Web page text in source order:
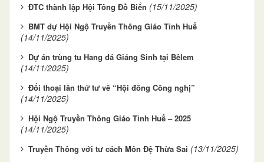
ĐTC thành lập Hội Tông Đồ Biển (15/11/2025)
BMT dự Hội Ngộ Truyền Thông Giáo Tỉnh Huế
(14/11/2025)
Dự án trùng tu Hang đá Giáng Sinh tại Bêlem
(14/11/2025)
Đối thoại lần thứ tư về “Hội đồng Công nghị”
(14/11/2025)
Hội Ngộ Truyền Thông Giáo Tỉnh Huế – 2025
(14/11/2025)
Truyền Thông với tư cách Môn Đệ Thừa Sai (13/11/2025)